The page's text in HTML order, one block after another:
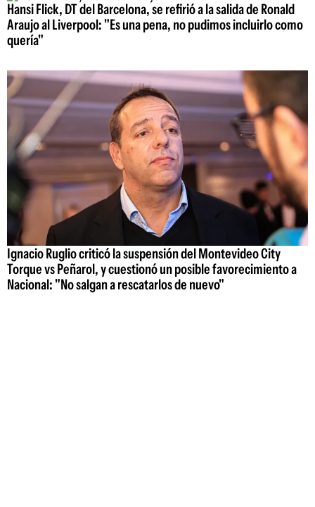
Hansi Flick, DT del Barcelona, se refirió a la salida de Ronald
Araujo al Liverpool: "Es una pena, no pudimos incluirlo como
quería"
Ignacio Ruglio criticó la suspensión del Montevideo City
Torque vs Peñarol, y cuestionó un posible favorecimiento a
Nacional: "No salgan a rescatarlos de nuevo"